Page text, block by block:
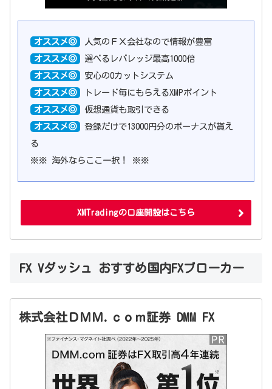
オススメ◎ 人気のＦＸ会社なので情報が豊富
オススメ◎ 選べるレバレッジ最高1000倍
オススメ◎ 安心の0カットシステム
オススメ◎ トレード毎にもらえるXMPポイント
オススメ◎ 仮想通貨も取引できる
オススメ◎ 登録だけで13000円分のボーナスが貰え
る
※※ 海外ならここ一択！ ※※
XMTradingの口座開設はこちら
FX Vダッシュ おすすめ国内FXブローカー
株式会社ＤＭＭ.ｃｏｍ証券 DMM FX